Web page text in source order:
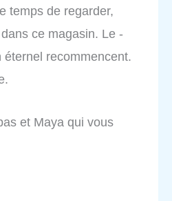
temps de regarder,
ce magasin. Le -
recommencent.
et Maya qui vous